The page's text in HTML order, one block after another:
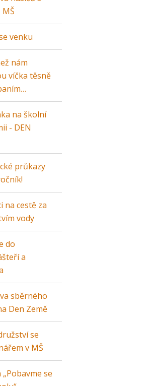
venku
nám
víčka těsně
na školní
- DEN
průkazy
na cestě za
vody
do
a
sběrného
Den Země
se
v MŠ
„Pobavme se